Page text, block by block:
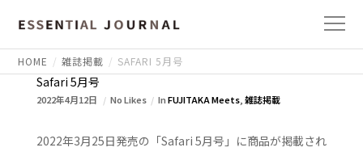
HOME 雑誌掲載 SAFARI 5月号
Safari 5月号
2022年4月12日 No Likes InFUJITAKA Meets, 雑誌掲載
2022年3月25日発売の「Safari 5月号」に商品が掲載され